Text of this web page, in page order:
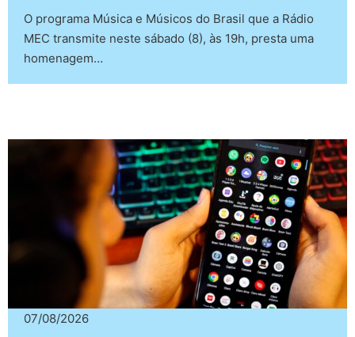
O programa Música e Músicos do Brasil que a Rádio
MEC transmite neste sábado (8), às 19h, presta uma
homenagem…
07/08/2026